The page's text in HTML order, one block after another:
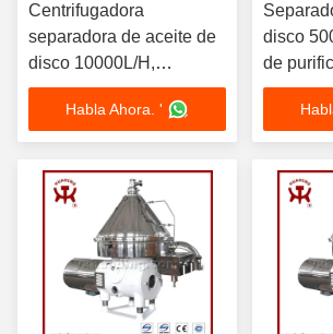
Centrifugadora
separadora de aceite de
disco 10000L/H,
purificación de
combustible pesado,
Motor de 15kW, tazón
SS304, grado marino,
certificado ISO
Habla Ahora. '
disco
de
Motor
cuenco
trifásico